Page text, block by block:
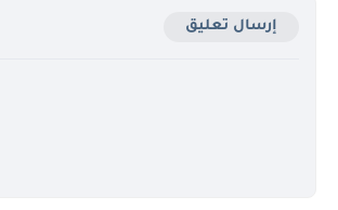
إرسال تعليق